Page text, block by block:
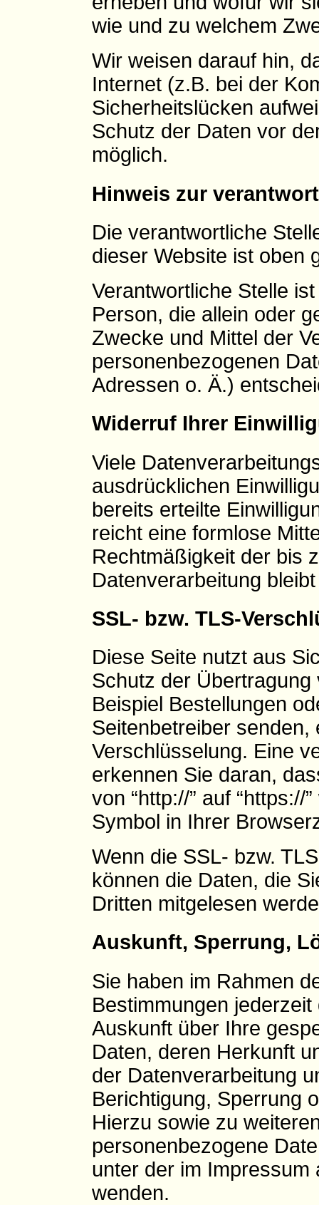
wie und zu welchem
Wir weisen darauf hin,
Internet (z.B. bei der
Sicherheitslücken
Schutz der Daten vor
möglich.
Hinweis zur
Die verantwortliche
dieser Website ist oben
Verantwortliche Stelle
Person, die allein oder
Zwecke und Mittel der
personenbezogenen
Adressen o. Ä.)
Widerruf Ihrer
Viele
ausdrücklichen
bereits erteilte
reicht eine formlose
Rechtmäßigkeit der bis
Datenverarbeitung
SSL- bzw. TLS-
Diese Seite nutzt aus
Schutz der
Beispiel Bestellungen
Seitenbetreiber senden,
Verschlüsselung. Eine
erkennen Sie daran,
von “http://” auf
Symbol in Ihrer
Wenn die SSL- bzw.
können die Daten, die
Dritten mitgelesen
Auskunft, Sperrung,
Sie haben im Rahmen
Bestimmungen
Auskunft über Ihre
Daten, deren Herkunft
der Datenverarbeitung
Berichtigung, Sperrung
Hierzu sowie zu
personenbezogene
unter der im Impressum
wenden.